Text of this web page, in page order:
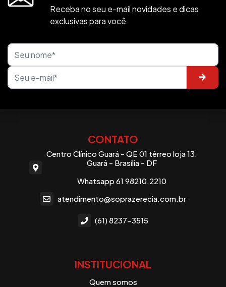
Receba no seu e-mail novidades e dicas
exclusivas para você
CONTATO
Centro Clínico Guará - QE 01 térreo loja 13.
Guará - Brasília - DF
Whatsapp 61 98210.2210
atendimento@soprazerecia.com.br
(61) 8237-3515
INSTITUCIONAL
Quem somos